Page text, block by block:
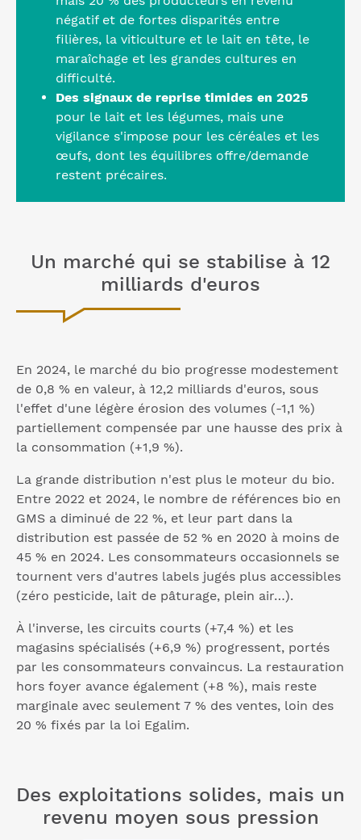
négatif et de fortes disparités entre
filières, la viticulture et le lait en tête, le
maraîchage et les grandes cultures en
difficulté.
Des signaux de reprise timides en 2025
pour le lait et les légumes, mais une
vigilance s'impose pour les céréales et les
œufs, dont les équilibres offre/demande
restent précaires.
Un marché qui se stabilise à 12
milliards d'euros
En 2024, le marché du bio progresse modestement
de 0,8 % en valeur, à 12,2 milliards d'euros, sous
l'effet d'une légère érosion des volumes (-1,1 %)
partiellement compensée par une hausse des prix à
la consommation (+1,9 %).
La grande distribution n'est plus le moteur du bio.
Entre 2022 et 2024, le nombre de références bio en
GMS a diminué de 22 %, et leur part dans la
distribution est passée de 52 % en 2020 à moins de
45 % en 2024. Les consommateurs occasionnels se
tournent vers d'autres labels jugés plus accessibles
(zéro pesticide, lait de pâturage, plein air…).
À l'inverse, les circuits courts (+7,4 %) et les
magasins spécialisés (+6,9 %) progressent, portés
par les consommateurs convaincus. La restauration
hors foyer avance également (+8 %), mais reste
marginale avec seulement 7 % des ventes, loin des
20 % fixés par la loi Egalim.
Des exploitations solides, mais un
revenu moyen sous pression